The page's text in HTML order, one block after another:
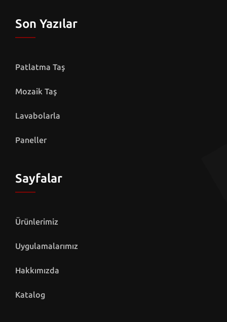
Son Yazılar
Patlatma Taş
Mozaik Taş
Lavabolarla
Paneller
Sayfalar
Ürünlerimiz
Uygulamalarımız
Hakkımızda
Katalog